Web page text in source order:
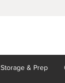
Storage & Prep